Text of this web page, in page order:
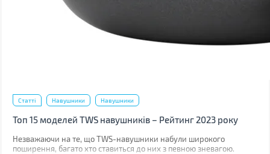
Статті Навушники Навушники
Топ 15 моделей TWS навушників – Рейтинг 2023 року
Незважаючи на те, що TWS-навушники набули широкого
поширення, багато хто ставиться до них з певною зневагою.